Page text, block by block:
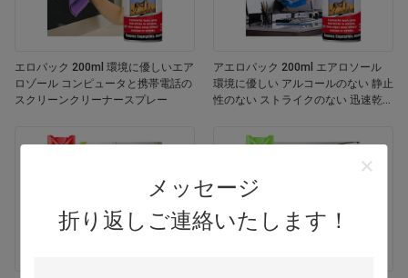
メッセージ
折り返しご連絡いたします！
エロパック 200ml 環境に優しいエア
ロゾール コンピュータと携帯電話の
スクリーンクリーナースプレー
アエロパック 200ml エアロソール
環境に優しい アルコールのない 静止
性のない ストライクのない 迅速乾燥